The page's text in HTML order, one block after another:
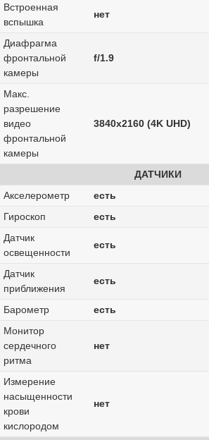
Встроенная
вспышка
нет
Диафрагма
фронтальной
камеры
f/1.9
Макс.
разрешение
видео
фронтальной
камеры
3840x2160 (4K UHD)
ДАТЧИКИ
Акселерометр
есть
Гироскоп
есть
Датчик
освещенности
есть
Датчик
приближения
есть
Барометр
есть
Монитор
сердечного
ритма
нет
Измерение
насыщенности
крови
кислородом
нет